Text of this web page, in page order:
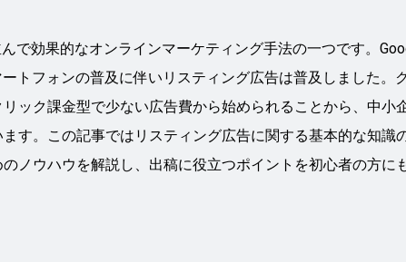
で効果的なオンラインマーケティング手法の一つです。
トフォンの普及に伴いリスティング広告は普及しました。
ック課金型で少ない広告費から始められることから、中小
す。この記事ではリスティング広告に関する基本的な知識
ノウハウを解説し、出稿に役立つポイントを初心者の方に